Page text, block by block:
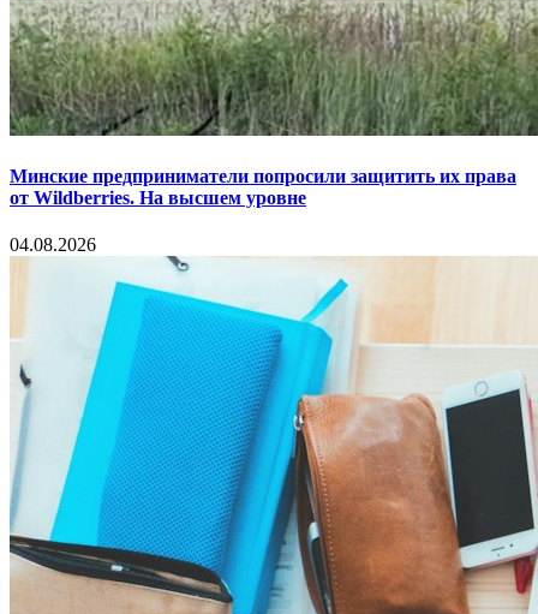
Минские предприниматели попросили защитить их права
от Wildberries. На высшем уровне
04.08.2026